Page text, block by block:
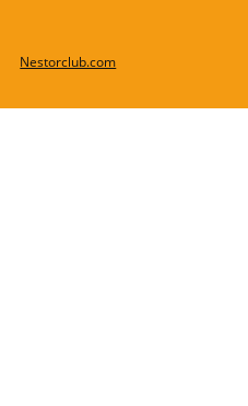
Nestorclub.com